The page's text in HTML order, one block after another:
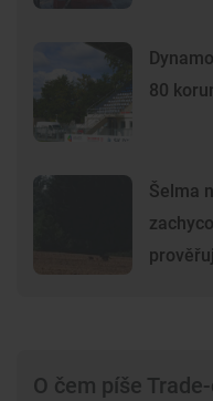
80
Šelma
O čem píše